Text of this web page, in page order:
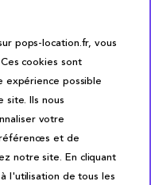
pops-location.fr, vous
cookies sont
expérience possible
Ils nous
votre
et de
notre site. En cliquant
l'utilisation de tous les